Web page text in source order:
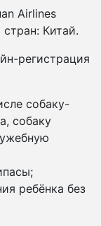
Airlines
Китай.
регистрация
собаку-
собаку
ребёнка без